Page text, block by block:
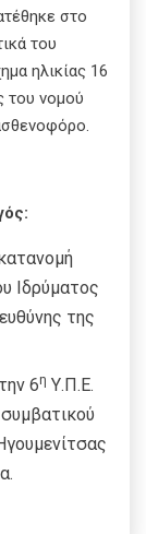
στο
του
ηλικίας 16
του νομού
Ιδρύματος
της
6η Υ.Π.Ε.